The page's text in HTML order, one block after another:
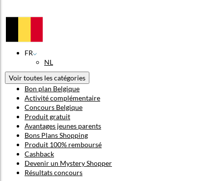
FR
NL
Voir toutes les catégories
Bon plan Belgique
Activité complémentaire
Concours Belgique
Produit gratuit
Avantages jeunes parents
Bons Plans Shopping
Produit 100% remboursé
Cashback
Devenir un Mystery Shopper
Résultats concours